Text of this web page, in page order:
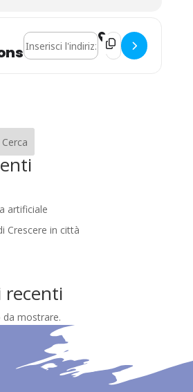
Address - Belzebino (diavoletto
Destination
Cerca
artificiale
Crescere in città
recenti
mostrare.